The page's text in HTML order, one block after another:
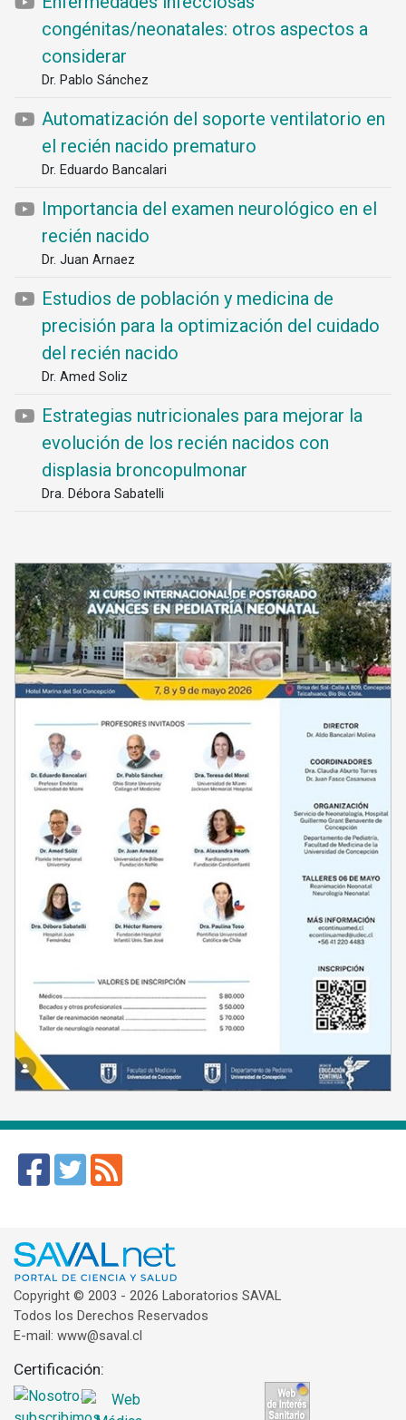
congénitas/neonatales: otros aspectos a
considerar
Dr. Pablo Sánchez
Automatización del soporte ventilatorio en
el recién nacido prematuro
Dr. Eduardo Bancalari
Importancia del examen neurológico en el
recién nacido
Dr. Juan Arnaez
Estudios de población y medicina de
precisión para la optimización del cuidado
del recién nacido
Dr. Amed Soliz
Estrategias nutricionales para mejorar la
evolución de los recién nacidos con
displasia broncopulmonar
Dra. Débora Sabatelli
Copyright © 2003 - 2026 Laboratorios SAVAL
Todos los Derechos Reservados
E-mail: www@saval.cl
Certificación: